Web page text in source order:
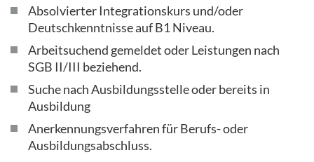
Absolvierter Integrationskurs und/oder
Deutschkenntnisse auf B1 Niveau.
Arbeitsuchend gemeldet oder Leistungen nach
SGB II/III beziehend.
Suche nach Ausbildungsstelle oder bereits in
Ausbildung
Anerkennungsverfahren für Berufs- oder
Ausbildungsabschluss.